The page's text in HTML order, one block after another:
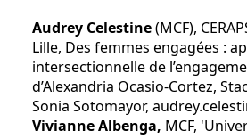
Audrey Celestine(MCF),
Lille, Des femmes engagées :
intersectionnelle de
d’Alexandria Ocasio-Cortez,
Sonia Sotomayor,
Vivianne Albenga, MCF,